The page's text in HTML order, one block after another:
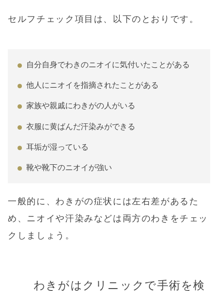
セルフチェック項目は、以下のとおりです。
自分自身でわきのニオイに気付いたことがある
他人にニオイを指摘されたことがある
家族や親戚にわきがの人がいる
衣服に黄ばんだ汗染みができる
耳垢が湿っている
靴や靴下のニオイが強い
一般的に、わきがの症状には左右差があるた
め、ニオイや汗染みなどは両方のわきをチェッ
クしましょう。
わきがはクリニックで手術を検